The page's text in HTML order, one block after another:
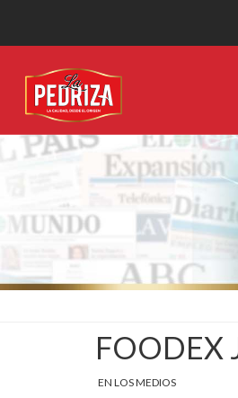
FOODEX
EN LOS MEDIOS